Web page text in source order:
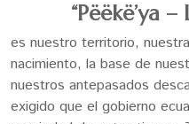
“Pëëkë’ya
es nuestro territorio,
nacimiento, la base de
nuestros antepasados
exigido que el gobierno